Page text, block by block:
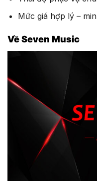
Mức giá hợp lý –
Về Seven Music